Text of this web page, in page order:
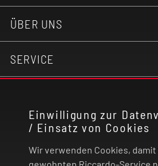
Einwilligung zur
/ Einsatz von Cookies
Wir verwenden Cookies,
ÜBER UNS
SERVICE
RECHTLICHES